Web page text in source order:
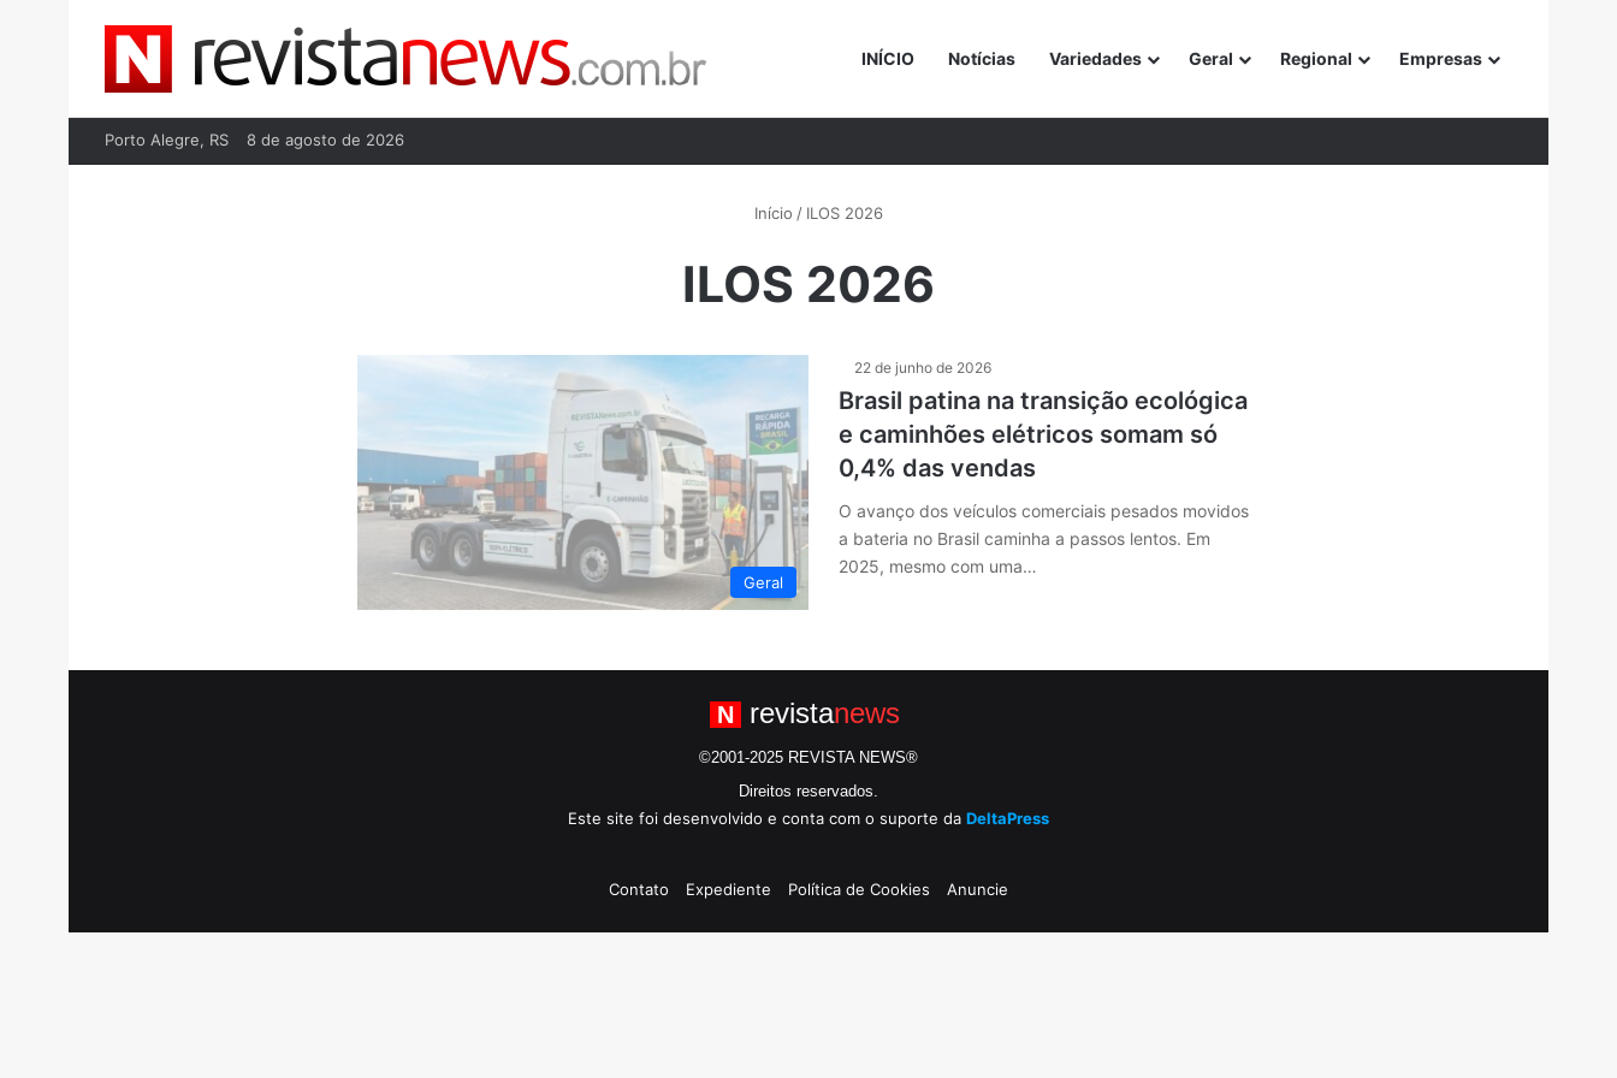
INÍCIO Notícias Variedades Geral Regional Empresas
Porto Alegre, RS 8 de agosto de 2026
Início / ILOS 2026
ILOS 2026
Geral
22 de junho de 2026
Brasil patina na transição ecológica
e caminhões elétricos somam só
0,4% das vendas
O avanço dos veículos comerciais pesados movidos
a bateria no Brasil caminha a passos lentos. Em
2025, mesmo com uma…
N revistanews
©2001-2025 REVISTA NEWS®
Direitos reservados.
Este site foi desenvolvido e conta com o suporte da DeltaPress
Contato Expediente Política de Cookies Anuncie